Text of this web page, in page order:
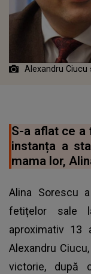
Alexandru Ciucu
S-a aflat ce a
instanța a
mama lor,
Alina Sorescu
fetițelor sale
aproximativ
Alexandru
victorie, după